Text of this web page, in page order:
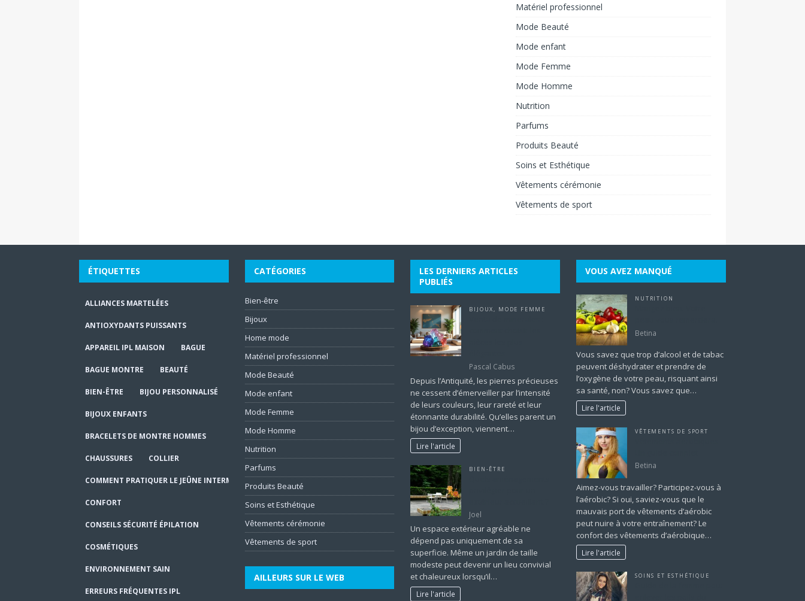
Matériel professionnel
Mode Beauté
Mode enfant
Mode Femme
Mode Homme
Nutrition
Parfums
Produits Beauté
Soins et Esthétique
Vêtements cérémonie
Vêtements de sport
ÉTIQUETTES
ALLIANCES MARTELÉES
ANTIOXYDANTS PUISSANTS
APPAREIL IPL MAISON BAGUE
BAGUE MONTRE BEAUTÉ
BIEN-ÊTRE BIJOU PERSONNALISÉ
BIJOUX ENFANTS
BRACELETS DE MONTRE HOMMES
CHAUSSURES COLLIER
COMMENT PRATIQUER LE JEÛNE INTERMITTENT
CONFORT
CONSEILS SÉCURITÉ ÉPILATION
COSMÉTIQUES
ENVIRONNEMENT SAIN
ERREURS FRÉQUENTES IPL
CATÉGORIES
Bien-être
Bijoux
Home mode
Matériel professionnel
Mode Beauté
Mode enfant
Mode Femme
Mode Homme
Nutrition
Parfums
Produits Beauté
Soins et Esthétique
Vêtements cérémonie
Vêtements de sport
AILLEURS SUR LE WEB
LES DERNIERS ARTICLES
PUBLIÉS
BIJOUX, MODE FEMME
Pascal Cabus
Depuis l’Antiquité, les pierres précieuses
ne cessent d’émerveiller par l’intensité
de leurs couleurs, leur rareté et leur
étonnante durabilité. Qu’elles parent un
bijou d’exception, viennent…
Lire l'article
BIEN-ÊTRE
Joel
Un espace extérieur agréable ne
dépend pas uniquement de sa
superficie. Même un jardin de taille
modeste peut devenir un lieu convivial
et chaleureux lorsqu’il…
Lire l'article
VOUS AVEZ MANQUÉ
NUTRITION
Betina
Vous savez que trop d’alcool et de tabac
peuvent déshydrater et prendre de
l’oxygène de votre peau, risquant ainsi
sa santé, non? Vous savez que…
Lire l'article
VÊTEMENTS DE SPORT
Betina
Aimez-vous travailler? Participez-vous à
l’aérobic? Si oui, saviez-vous que le
mauvais port de vêtements d’aérobic
peut nuire à votre entraînement? Le
confort des vêtements d’aérobique…
Lire l'article
SOINS ET ESTHÉTIQUE